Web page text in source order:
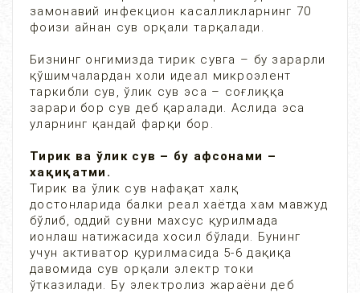
замонавий инфекцион касалликларнинг 70
фоизи айнан сув орқали тарқалади.
Бизнинг онгимизда тирик сувга – бу зарарли
қўшимчалардан холи идеал микроэлент
таркибли сув, ўлик сув эса – соғлиққа
зарари бор сув деб қаралади. Аслида эса
уларнинг қандай фарқи бор.
Тирик ва ўлик сув – бу афсонами –
хақиқатми.
Тирик ва ўлик сув нафақат халқ
достонларида балки реал хаётда хам мавжуд
бўлиб, оддий сувни махсус қурилмада
ионлаш натижасида хосил бўлади. Бунинг
учун активатор қурилмасида 5-6 дақиқа
давомида сув орқали электр токи
ўтказилади. Бу электролиз жараёни деб